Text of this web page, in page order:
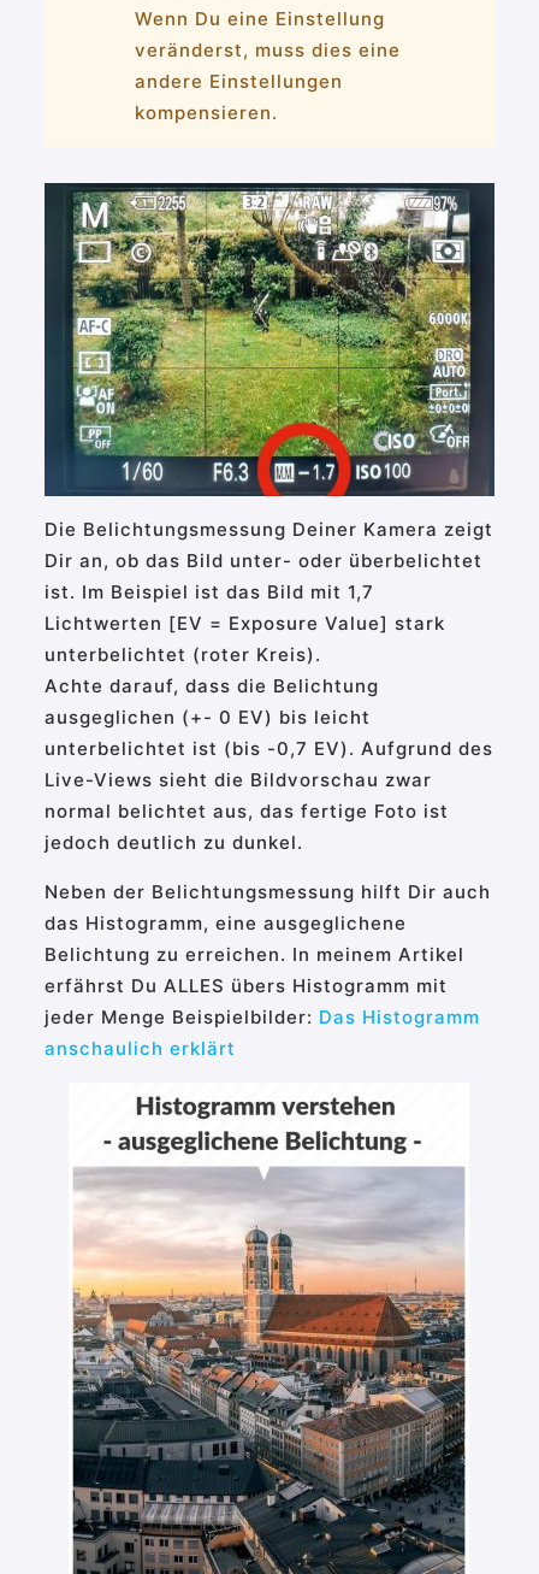
Wenn Du eine Einstellung
veränderst, muss dies eine
andere Einstellungen
kompensieren.
Die Belichtungsmessung Deiner Kamera zeigt
Dir an, ob das Bild unter- oder überbelichtet
ist. Im Beispiel ist das Bild mit 1,7
Lichtwerten [EV = Exposure Value] stark
unterbelichtet (roter Kreis).
Achte darauf, dass die Belichtung
ausgeglichen (+- 0 EV) bis leicht
unterbelichtet ist (bis -0,7 EV). Aufgrund des
Live-Views sieht die Bildvorschau zwar
normal belichtet aus, das fertige Foto ist
jedoch deutlich zu dunkel.
Neben der Belichtungsmessung hilft Dir auch
das Histogramm, eine ausgeglichene
Belichtung zu erreichen. In meinem Artikel
erfährst Du ALLES übers Histogramm mit
jeder Menge Beispielbilder: Das Histogramm
anschaulich erklärt